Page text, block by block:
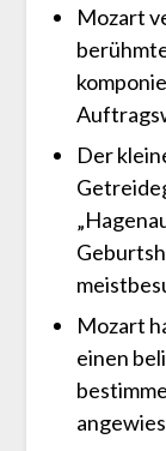
Mozart
Der
Mozart
einen